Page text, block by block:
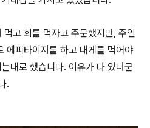
고 회를 먹자고 주문했지만, 주인
에피타이저를 하고 대게를 먹어야
대로 했습니다. 이유가 다 있더군
.